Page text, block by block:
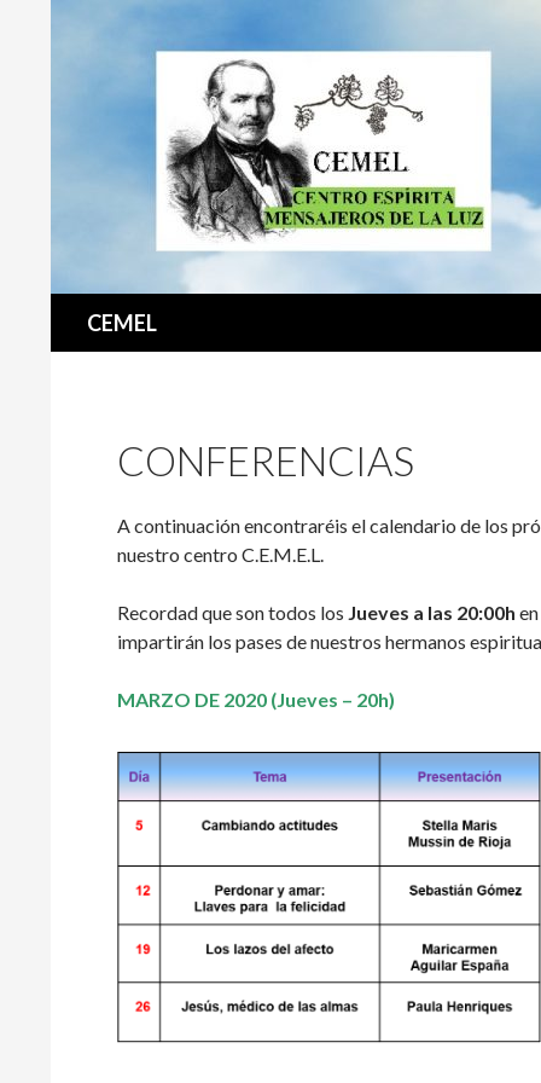
CEMEL
CONFERENCIAS
A continuación encontraréis el calendario de los
nuestro centro C.E.M.E.L.
Recordad que son todos los Jueves a las 20:00h
impartirán los pases de nuestros hermanos
MARZO DE 2020 (Jueves – 20h)